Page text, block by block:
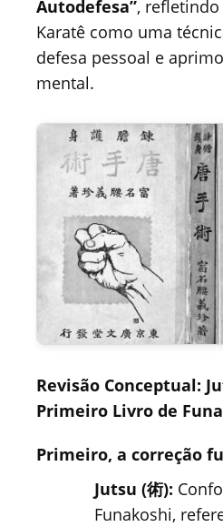
Autodefesa”,
Karatê como uma
defesa pessoal e
mental.
Revisão Conceptual:
Primeiro Livro de
Primeiro, a correção
Jutsu (術):
Funakoshi,